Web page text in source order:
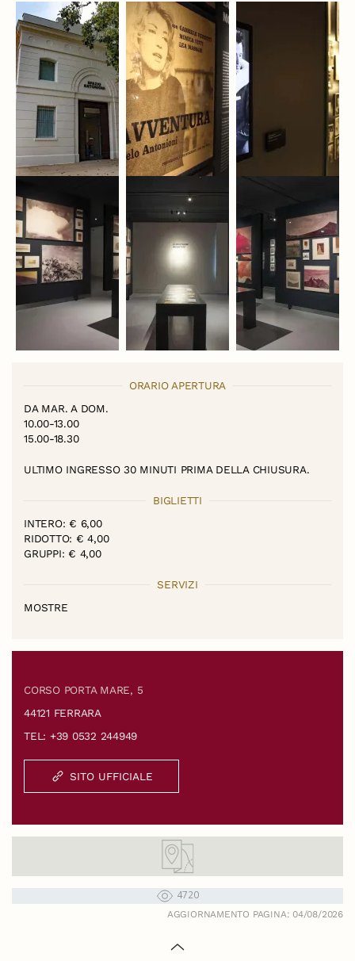
ORARIO APERTURA
DA MAR. A DOM.
10.00-13.00
15.00-18.30
ULTIMO INGRESSO 30 MINUTI PRIMA DELLA CHIUSURA.
BIGLIETTI
INTERO: € 6,00
RIDOTTO: € 4,00
GRUPPI: € 4,00
SERVIZI
MOSTRE
CORSO PORTA MARE, 5
44121 FERRARA
TEL: +39 0532 244949
SITO UFFICIALE
4720
AGGIORNAMENTO PAGINA: 04/08/2026